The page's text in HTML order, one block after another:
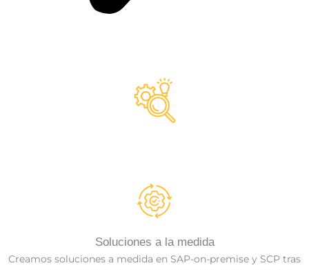
Soluciones a la medida
Creamos soluciones a medida en SAP-on-premise y SCP tras